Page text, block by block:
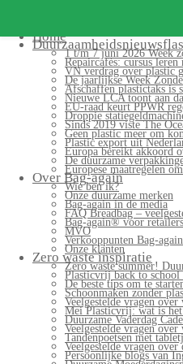
Home
1 t/m 7 juni 2026 Week
Repaircafés: cursus leren
VN verdrag over plastic
De jaarlijkse Week
Afschaffen plastictaks is
Nieuwe LCA toont aan
EU-raad keurt PPWR
Droppie
Sinds 2019 viste The
Geen plastic meer om
Plastic export uit
Europa bereikt akkoord
De duurzame
Europese maatregelen
Over Bag-again
Wie ben ik?
Onze duurzame merken
Bag-again in de media
FAQ Breadbag –
Bag-again® voor
MVO
Verkooppunten Bag-again
Onze klanten
Zero waste inspiratie
Zero waste summer!
Plasticvrij back to school
De beste tips om te
Schoonmaken zonder
Veelgestelde vragen
Mei Plasticvrij: wat is het
Duurzame Vaderdag
Veelgestelde vragen over
Tandenpoetsen met
Veelgestelde vragen over
Persoonlijke blogs van